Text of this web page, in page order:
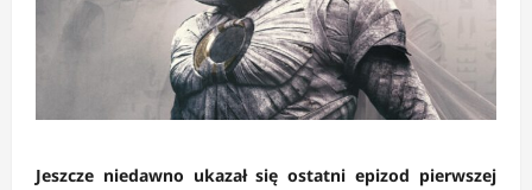
Jeszcze niedawno ukazał się ostatni epizod pierwszej